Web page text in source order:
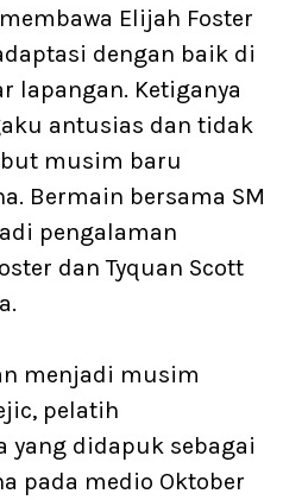
Elijah Foster
dengan baik di
lapangan. Ketiganya
antusias dan tidak
musim baru
Bermain bersama SM
pengalaman
dan Tyquan Scott
menjadi musim
pelatih
yang didapuk sebagai
pada medio Oktober